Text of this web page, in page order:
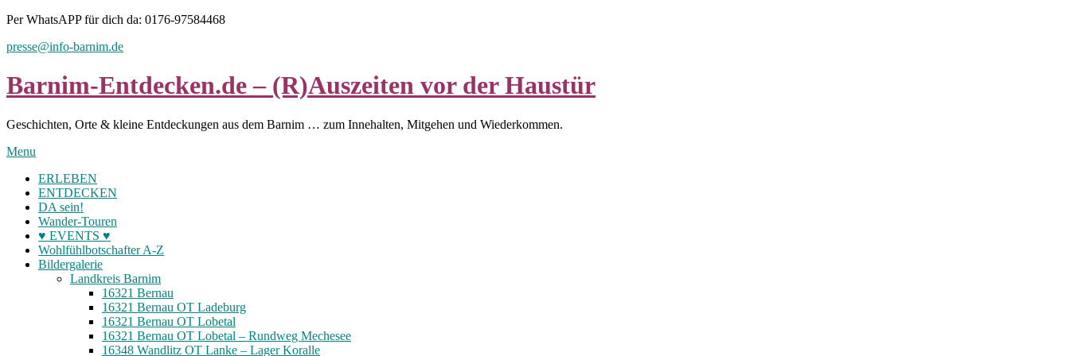
Skip
content
Per WhatsAPP für dich da: 0176-97584468
presse@info-barnim.de
Barnim-Entdecken.de – (R)Auszeiten vor der Haustür
Geschichten, Orte & kleine Entdeckungen aus dem Barnim … zum Innehalten, Mitgehen und Wiederkommen.
Menu
ERLEBEN
ENTDECKEN
DA sein!
Wander-Touren
♥ EVENTS ♥
Wohlfühlbotschafter A-Z
Bildergalerie
Landkreis Barnim
16321 Bernau
16321 Bernau OT Ladeburg
16321 Bernau OT Lobetal
16321 Bernau OT Lobetal – Rundweg Mechesee
16348 Wandlitz OT Lanke – Lager Koralle